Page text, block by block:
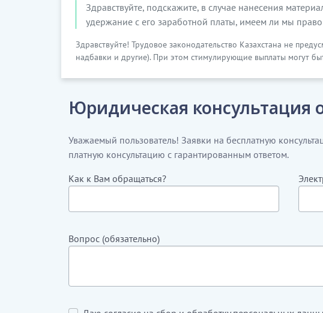
Здравствуйте, подскажите, в случае нанесения
удержание с его заработной платы, имеем ли мы
Здравствуйте! Трудовое законодательство Казахстана не
надбавки и другие). При этом стимулирующие выплаты могут
Юридическая консультация
Уважаемый пользователь! Заявки на бесплатную
платную консультацию с гарантированным ответом.
Как к Вам обращаться?
Вопрос (обязательно)